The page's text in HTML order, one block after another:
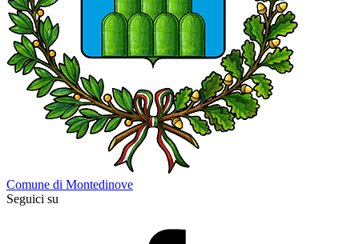
Comune di Montedinove
Seguici su